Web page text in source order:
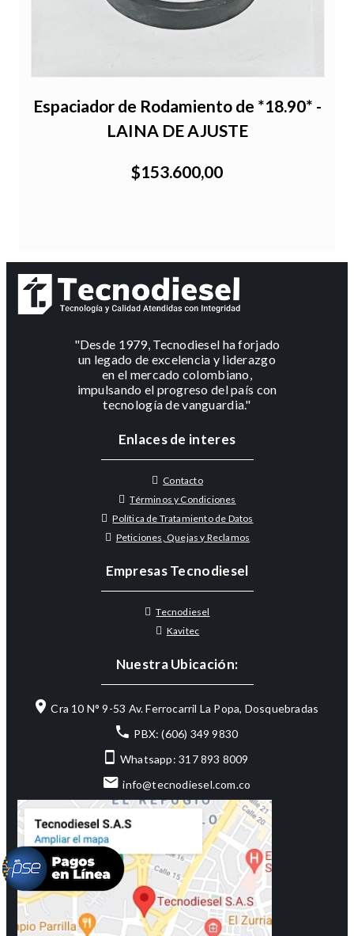
Espaciador de Rodamiento de *18.90* -
LAINA DE AJUSTE
$153.600,00
"Desde 1979, Tecnodiesel ha forjado
un legado de excelencia y liderazgo
en el mercado colombiano,
impulsando el progreso del país con
tecnología de vanguardia."
Enlaces de interes
Contacto
Términos y Condiciones
Política de Tratamiento de Datos
Peticiones, Quejas y Reclamos
Empresas Tecnodiesel
Tecnodiesel
Kavitec
Nuestra Ubicación:
Cra 10 N° 9-53 Av. Ferrocarril La Popa, Dosquebradas
PBX: (606) 349 9830
Whatsapp: 317 893 8009
info@tecnodiesel.com.co